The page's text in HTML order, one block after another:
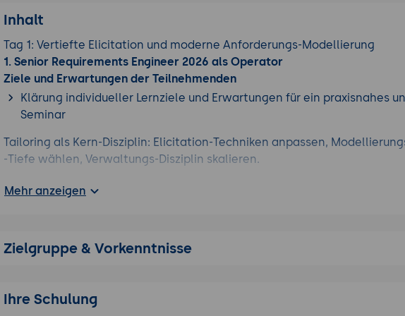
Inhalt
Tag 1: Vertiefte Elicitation und moderne Anforderungs-Modellierung
1. Senior Requirements Engineer 2026 als Operator
Ziele und Erwartungen der Teilnehmenden
Klärung individueller Lernziele und Erwartungen für ein praxisnahes
Seminar
Tailoring als Kern-Disziplin: Elicitation-Techniken anpassen,
-Tiefe wählen, Verwaltungs-Disziplin skalieren.
Force Multiplier: ein Senior RE mit KI-Werkzeugen leistet oft so viel wie
reduziert, Änderungs-Quote nach Freigabe gesunken.
Verwässerung, blindes Vertrauen in KI.
Mehr anzeigen
Zielgruppe & Vorkenntnisse
Ihre Schulung